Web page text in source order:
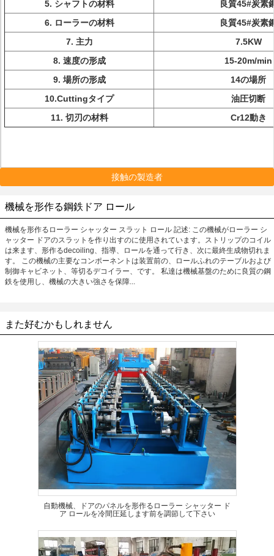
5. シャフトの材料
良質45#炭素
6. ローラーの材料
良質45#炭素
7. 主力
7.5KW
8. 速度の形成
15-20m/min
9. 場所の形成
14の場所
10.Cuttingタイプ
油圧切断
11. 切刃の材料 Cr12動き
接触の製造者
機械を形作る鋼鉄ドア ロール
機械を形作るローラー シャッター スラット ロール 記述: この機械がローラー シ
ャッター ドアのスラットを作り出すのに使用されています。ストリップのコイル
は来ます、形作るdecoiling、指導、ロールを通って行き、次に最終生成物切れま
す。 この機械の主要なコンポーネントは装置前の、ロールふれのテーブルおよび
制御キャビネット、等切るデコイラー、です。 私達は機械基盤のために良質の鋼
鉄を使用し、機械の大きい強さを保障...
また好むかもしれません
自動機械、ドアのパネルを形作るローラー シャッター ド
ア ロールを冷間圧延します前を調節して下さい